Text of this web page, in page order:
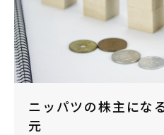
ニッパツの株主にな
元